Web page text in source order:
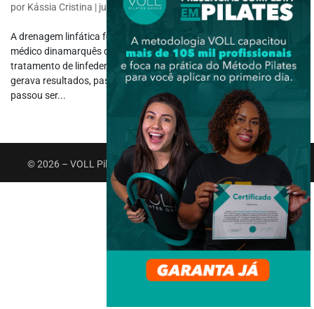
por Kássia Cristina | jun 8, 2020|Fisioterapia Dermato Funcional
A drenagem linfática foi criada em 1936 por Emil Vodder, um
médico dinamarquês que utilizava a técnica para complementar o
tratamento de linfedema em seus pacientes. Vendo que sua técnica
gerava resultados, passou a utilizá-la com frequência. Assim, ela
passou ser...
© 2026 – VOLL Pilates Group. Todos os direitos reservados.